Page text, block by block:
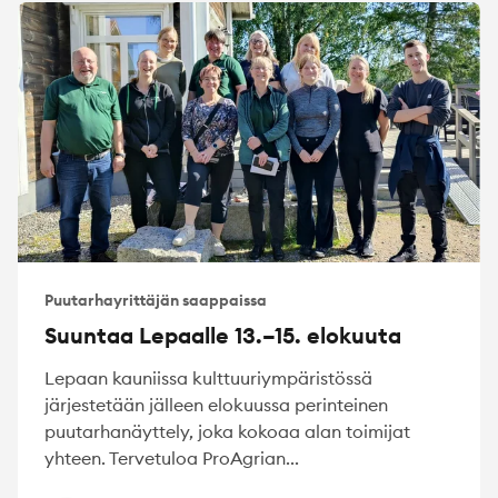
Puutarhayrittäjän saappaissa
Suuntaa Lepaalle 13.–15. elokuuta
Lepaan kauniissa kulttuuriympäristössä
järjestetään jälleen elokuussa perinteinen
puutarhanäyttely, joka kokoaa alan toimijat
yhteen. Tervetuloa ProAgrian...